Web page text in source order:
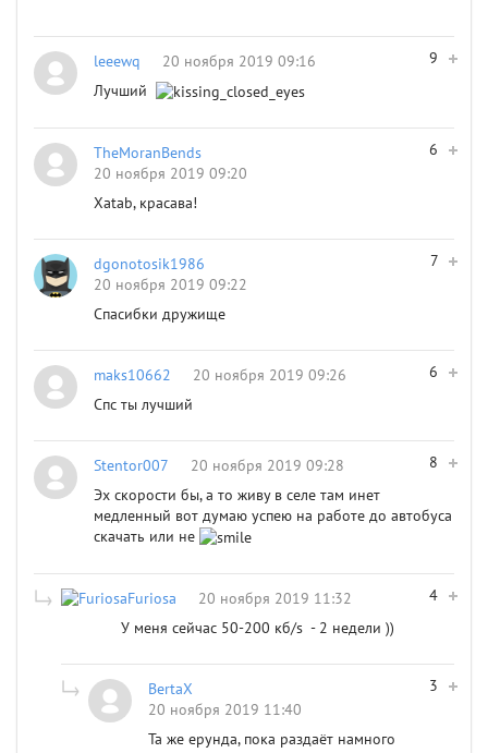
9
leeewq
20 ноября 2019 09:16
Лучший
6
TheMoranBends
20 ноября 2019 09:20
Xatab, красава!
7
dgonotosik1986
20 ноября 2019 09:22
Спасибки дружище
6
maks10662
20 ноября 2019 09:26
Спс ты лучший
8
Stentor007
20 ноября 2019 09:28
Эх скорости бы, а то живу в селе там инет
медленный вот думаю успею на работе до автобуса
скачать или не
4
Furiosa
20 ноября 2019 11:32
У меня сейчас 50-200 кб/s - 2 недели ))
3
BertaX
20 ноября 2019 11:40
Та же ерунда, пока раздаёт намного